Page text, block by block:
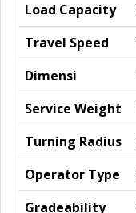
Load Capacity
Travel Speed
Dimensi
Service Weight
Turning Radius
Operator Type
Gradeability